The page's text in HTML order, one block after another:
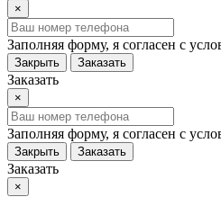
×
Заполняя форму, я согласен с
Закрыть Заказать
Заказать
×
Заполняя форму, я согласен с
Закрыть Заказать
Заказать
×